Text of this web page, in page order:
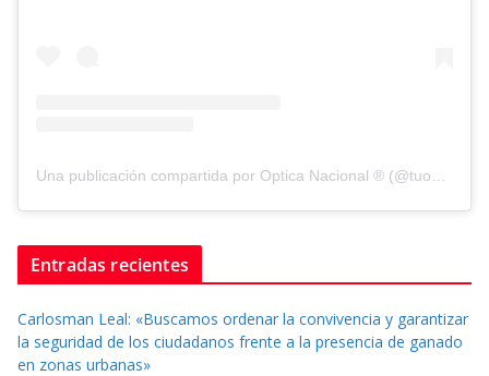
Una publicación compartida por Optica Nacional ® (@tuopticanacional)
Entradas recientes
Carlosman Leal: «Buscamos ordenar la convivencia y garantizar
la seguridad de los ciudadanos frente a la presencia de ganado
en zonas urbanas»